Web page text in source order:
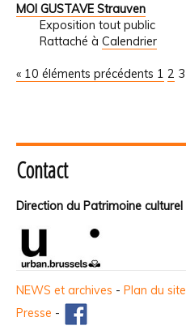
MOI GUSTAVE Strauven
Exposition tout public
Rattaché à Calendrier
« 10 éléments précédents 1 2 3
Contact
Direction du Patrimoine culturel
NEWS et archives - Plan du site
Presse -